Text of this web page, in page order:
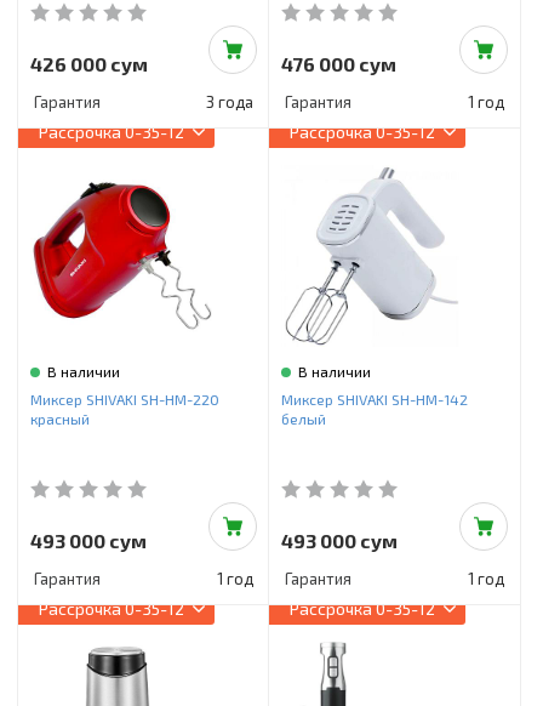
426 000 сум
Гарантия 3 года
476 000 сум
Гарантия 1 год
Рассрочка0-35-12
В наличии
Миксер SHIVAKI SH-HM-220
красный
493 000 сум
Гарантия 1 год
Рассрочка0-35-12
В наличии
Миксер SHIVAKI SH-HM-142
белый
493 000 сум
Гарантия 1 год
Рассрочка0-35-12 Рассрочка0-35-12